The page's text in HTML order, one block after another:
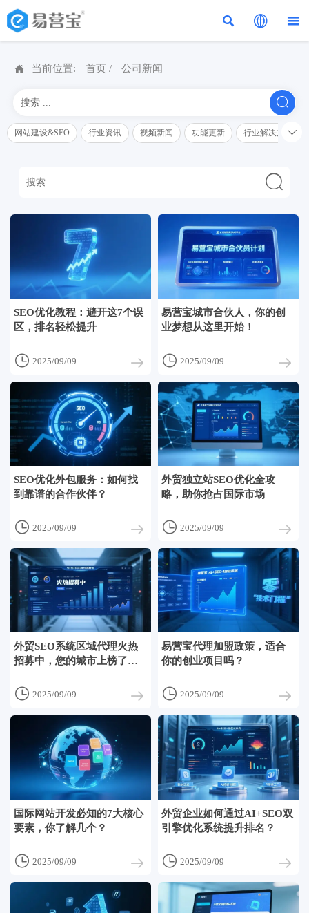
  
 当前位置: 首页 / 公司新闻

网站建设&SEO 行业资讯 视频新闻 功能更新 行业解决方案解读


SEO优化教程：避开这7个误
区，排名轻松提升
 2025/09/09
易营宝城市合伙人，你的创
业梦想从这里开始！
 2025/09/09
SEO优化外包服务：如何找
到靠谱的合作伙伴？
 2025/09/09
外贸独立站SEO优化全攻
略，助你抢占国际市场
 2025/09/09
外贸SEO系统区域代理火热
招募中，您的城市上榜了
 2025/09/09
易营宝代理加盟政策，适合
你的创业项目吗？
 2025/09/09
国际网站开发必知的7大核心
要素，你了解几个？
 2025/09/09
外贸企业如何通过AI+SEO双
引擎优化系统提升排名？
 2025/09/09